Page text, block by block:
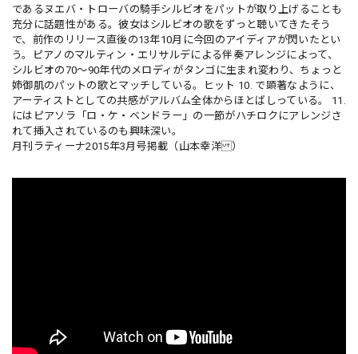
であるヌエバ・トローバの騎手シルビオをパットが取り上げることも
充分に話題性がある。彼女はシルビオの歌をずっと聴いてきたそう
で、前作のリリース直後の13年10月に今回のアイディアが閃いたとい
う。ピアノのマルティン・エリサルデによる伴奏アレンジによって、
シルビオの70〜90年代のメロディがタンゴに生まれ変わり、ちょっと
姉御肌のパットの歌とマッチしている。ヒット 10. で顕著なように、
アーティストとしての共感がアルバム全体からほとばしっている。 11.
にはピアソラ「ロ・ケ・ベンドラー」の一節がハチロクにアレンジさ
れて挿入されているのも興味深い。
月刊ラティーナ2015年3月号掲載（山本幸洋 ）